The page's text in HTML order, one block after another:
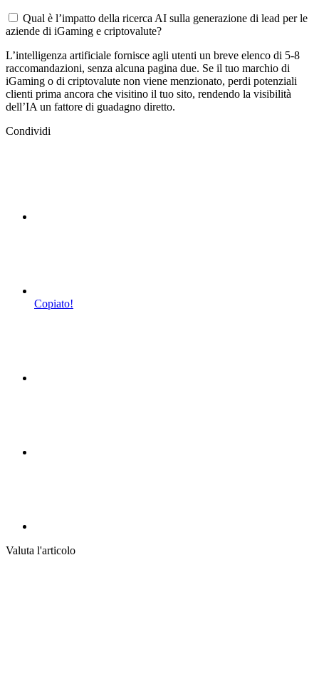
Qual è l’impatto della ricerca AI sulla generazione di lead per le
aziende di iGaming e criptovalute?
L’intelligenza artificiale fornisce agli utenti un breve elenco di 5-8
raccomandazioni, senza alcuna pagina due. Se il tuo marchio di
iGaming o di criptovalute non viene menzionato, perdi potenziali
clienti prima ancora che visitino il tuo sito, rendendo la visibilità
dell’IA un fattore di guadagno diretto.
Condividi
Copiato!
Valuta l'articolo